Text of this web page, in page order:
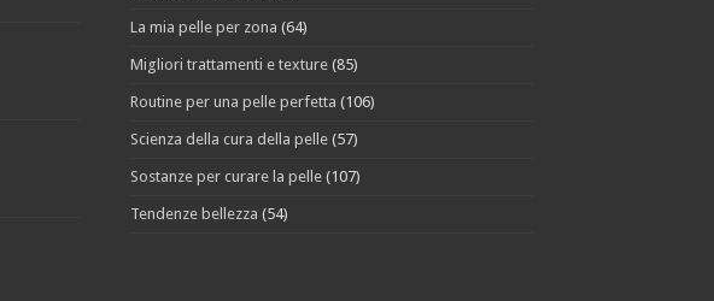
La mia pelle per zona (64)
Migliori trattamenti e texture (85)
Routine per una pelle perfetta (106)
Scienza della cura della pelle (57)
Sostanze per curare la pelle (107)
Tendenze bellezza (54)